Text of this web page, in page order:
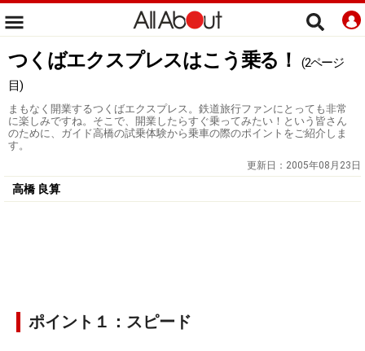
つくばエクスプレスはこう乗る！
(2ページ
目)
まもなく開業するつくばエクスプレス。鉄道旅行ファンにとっても非常
に楽しみですね。そこで、開業したらすぐ乗ってみたい！という皆さん
のために、ガイド高橋の試乗体験から乗車の際のポイントをご紹介しま
す。
更新日： 2005年08月23日
高橋 良算
ポイント１：スピード